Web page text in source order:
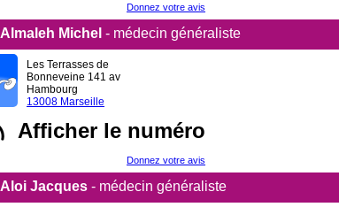
Donnez votre avis
Almaleh Michel - médecin généraliste
Les Terrasses de
Bonneveine 141 av
Hambourg
13008 Marseille
Afficher le numéro
Donnez votre avis
Aloi Jacques - médecin généraliste